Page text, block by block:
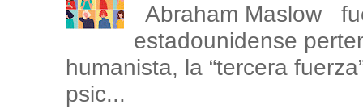
Abraham Maslow
estadounidense
humanista, la “tercera
psic...